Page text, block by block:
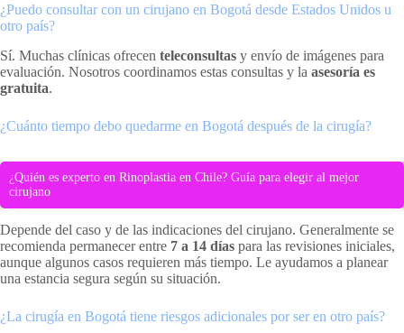
¿Puedo consultar con un cirujano en Bogotá desde Estados Unidos u
otro país?
Sí. Muchas clínicas ofrecen teleconsultas y envío de imágenes para
evaluación. Nosotros coordinamos estas consultas y la asesoría es
gratuita.
¿Cuánto tiempo debo quedarme en Bogotá después de la cirugía?
¿Quién es experto en Rinoplastia en Chile? Guía para elegir al mejor
cirujano
Depende del caso y de las indicaciones del cirujano. Generalmente se
recomienda permanecer entre 7 a 14 días para las revisiones iniciales,
aunque algunos casos requieren más tiempo. Le ayudamos a planear
una estancia segura según su situación.
¿La cirugía en Bogotá tiene riesgos adicionales por ser en otro país?